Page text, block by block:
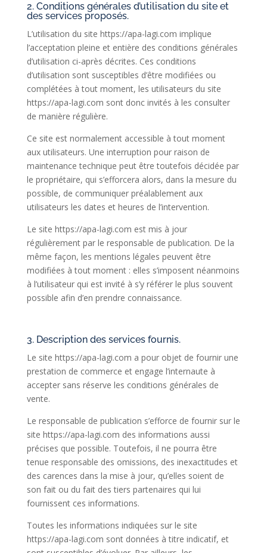
2. Conditions générales d’utilisation du site et
des services proposés.
L’utilisation du site https://apa-lagi.com implique
l’acceptation pleine et entière des conditions générales
d’utilisation ci-après décrites. Ces conditions
d’utilisation sont susceptibles d’être modifiées ou
complétées à tout moment, les utilisateurs du site
https://apa-lagi.com sont donc invités à les consulter
de manière régulière.
Ce site est normalement accessible à tout moment
aux utilisateurs. Une interruption pour raison de
maintenance technique peut être toutefois décidée par
le propriétaire, qui s’efforcera alors, dans la mesure du
possible, de communiquer préalablement aux
utilisateurs les dates et heures de l’intervention.
Le site https://apa-lagi.com est mis à jour
régulièrement par le responsable de publication. De la
même façon, les mentions légales peuvent être
modifiées à tout moment : elles s’imposent néanmoins
à l’utilisateur qui est invité à s’y référer le plus souvent
possible afin d’en prendre connaissance.
3. Description des services fournis.
Le site https://apa-lagi.com a pour objet de fournir une
prestation de commerce et engage l’internaute à
accepter sans réserve les conditions générales de
vente.
Le responsable de publication s’efforce de fournir sur le
site https://apa-lagi.com des informations aussi
précises que possible. Toutefois, il ne pourra être
tenue responsable des omissions, des inexactitudes et
des carences dans la mise à jour, qu’elles soient de
son fait ou du fait des tiers partenaires qui lui
fournissent ces informations.
Toutes les informations indiquées sur le site
https://apa-lagi.com sont données à titre indicatif, et